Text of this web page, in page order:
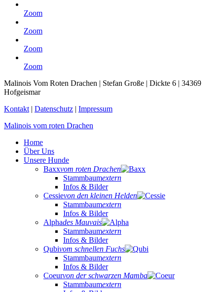
Zoom
Zoom
Zoom
Zoom
Malinois Vom Roten Drachen | Stefan Große | Dickte 6 | 34369
Hofgeismar
Kontakt | Datenschutz | Impressum
Malinois vom roten Drachen
Home
Über Uns
Unsere Hunde
Baxxvom roten Drachen
Stammbaumextern
Infos & Bilder
Cessievon den kleinen Helden
Stammbaumextern
Infos & Bilder
Alphades Mauvais
Stammbaumextern
Infos & Bilder
Qubivom schnellen Fuchs
Stammbaumextern
Infos & Bilder
Coeurvon der schwarzen Mamba
Stammbaumextern